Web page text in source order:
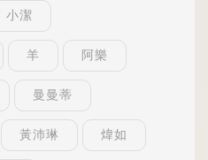
小潔
羊 阿樂
曼曼蒂
黃沛琳 煒如